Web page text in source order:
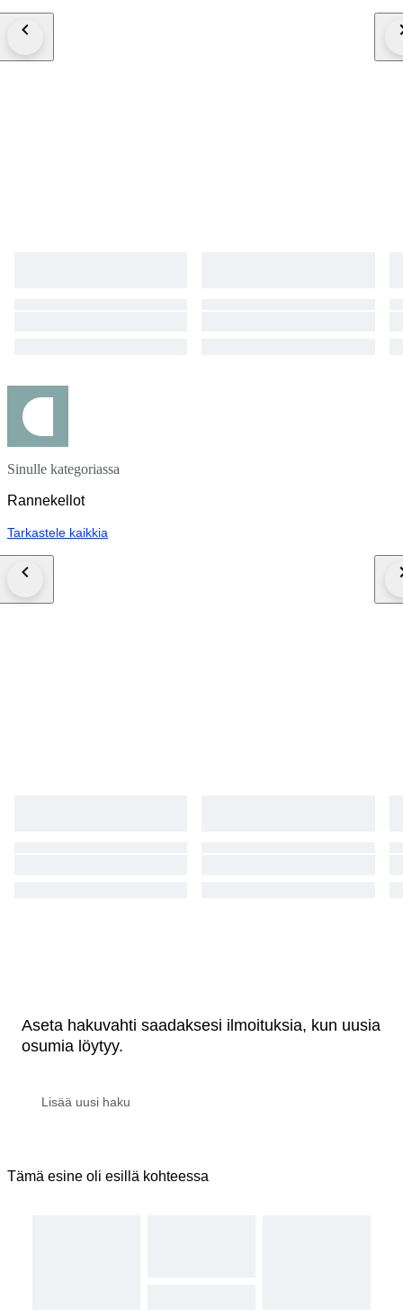
Sinulle kategoriassa
Rannekellot
Tarkastele kaikkia
Aseta hakuvahti saadaksesi ilmoituksia, kun uusia
osumia löytyy.
Tämä esine oli esillä kohteessa